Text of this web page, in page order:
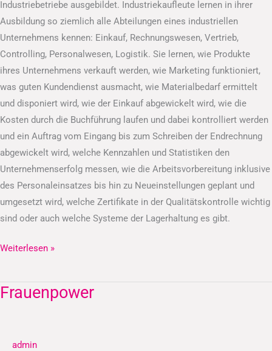
Industriebetriebe ausgebildet. Industriekaufleute lernen in ihrer
Ausbildung so ziemlich alle Abteilungen eines industriellen
Unternehmens kennen: Einkauf, Rechnungswesen, Vertrieb,
Controlling, Personalwesen, Logistik. Sie lernen, wie Produkte
ihres Unternehmens verkauft werden, wie Marketing funktioniert,
was guten Kundendienst ausmacht, wie Materialbedarf ermittelt
und disponiert wird, wie der Einkauf abgewickelt wird, wie die
Kosten durch die Buchführung laufen und dabei kontrolliert werden
und ein Auftrag vom Eingang bis zum Schreiben der Endrechnung
abgewickelt wird, welche Kennzahlen und Statistiken den
Unternehmenserfolg messen, wie die Arbeitsvorbereitung inklusive
des Personaleinsatzes bis hin zu Neueinstellungen geplant und
umgesetzt wird, welche Zertifikate in der Qualitätskontrolle wichtig
sind oder auch welche Systeme der Lagerhaltung es gibt.
Weiterlesen »
Frauenpower
admin
Frauenpower